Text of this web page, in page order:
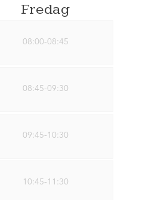
Fredag
08:00-08:45
08:45-09:30
09:45-10:30
10:45-11:30